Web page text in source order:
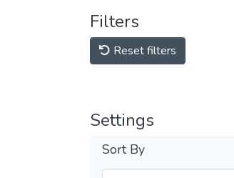
Filters
Reset filters
Settings
Sort By